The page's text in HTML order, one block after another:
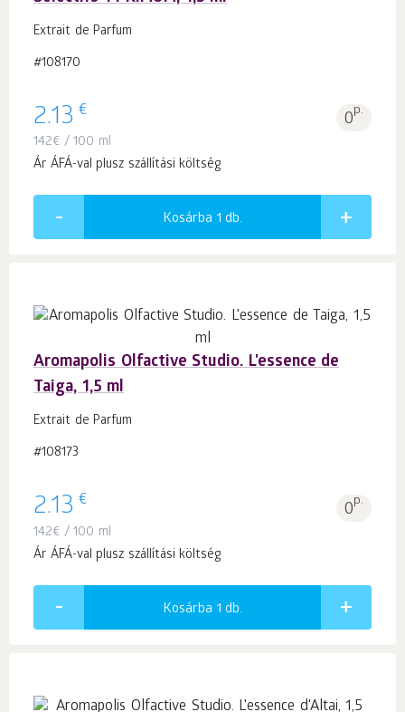
Extrait de Parfum
#108170
2.13 € 0p.
142€ / 100 ml
Ár ÁFÁ-val plusz szállítási költség
Kosárba 1 db.
Aromapolis Olfactive Studio. L'essence de
Taiga, 1,5 ml
Extrait de Parfum
#108173
2.13 € 0p.
142€ / 100 ml
Ár ÁFÁ-val plusz szállítási költség
Kosárba 1 db.